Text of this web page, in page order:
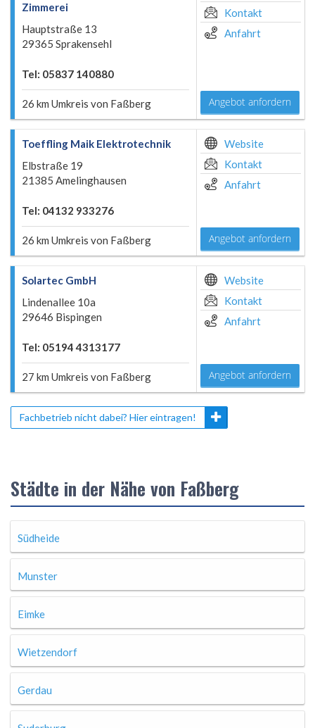
Zimmerei
Hauptstraße 13
29365 Sprakensehl
Tel: 05837 140880
26 km Umkreis von Faßberg
Kontakt
Anfahrt
Angebot anfordern
Toeffling Maik Elektrotechnik
Elbstraße 19
21385 Amelinghausen
Tel: 04132 933276
26 km Umkreis von Faßberg
Website
Kontakt
Anfahrt
Angebot anfordern
Solartec GmbH
Lindenallee 10a
29646 Bispingen
Tel: 05194 4313177
27 km Umkreis von Faßberg
Website
Kontakt
Anfahrt
Angebot anfordern
Fachbetrieb nicht dabei? Hier eintragen!
Städte in der Nähe von Faßberg
Südheide
Munster
Eimke
Wietzendorf
Gerdau